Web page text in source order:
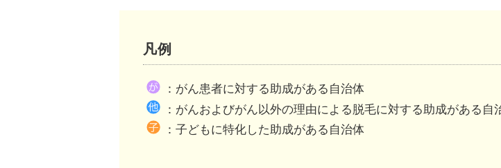
都道府県が行う助成との併用可、不可は市区町村によって異
凡例
：がん患者に対する助成がある自治体
：がんおよびがん以外の理由による脱毛に対する助成がある自
：子どもに特化した助成がある自治体